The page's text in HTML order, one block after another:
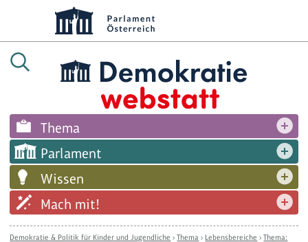
Thema
Parlament
Wissen
Mach mit!
Demokratie & Politik für Kinder und Jugendliche ›Thema › Lebensbereiche ›Thema: